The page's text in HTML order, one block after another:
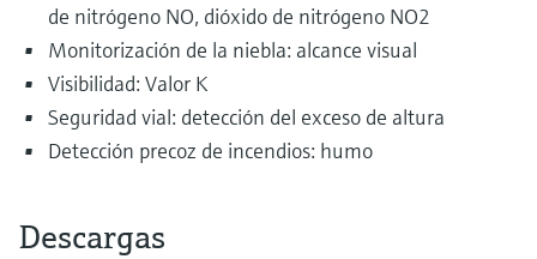
de nitrógeno NO, dióxido de nitrógeno NO2
Monitorización de la niebla: alcance visual
Visibilidad: Valor K
Seguridad vial: detección del exceso de altura
Detección precoz de incendios: humo
Descargas